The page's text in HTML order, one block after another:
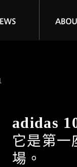
adidas
它是第一
場。